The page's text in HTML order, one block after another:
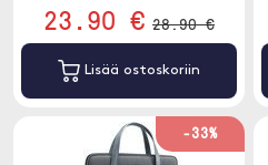
23.90 € 28.90 €
Lisää ostoskoriin
-33%